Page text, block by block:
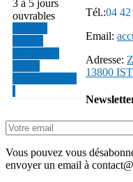
3 à 5 jours
ouvrables
Tél.:04 42
Email:
Adresse:
13800
Vous pouvez vous
envoyer un email à